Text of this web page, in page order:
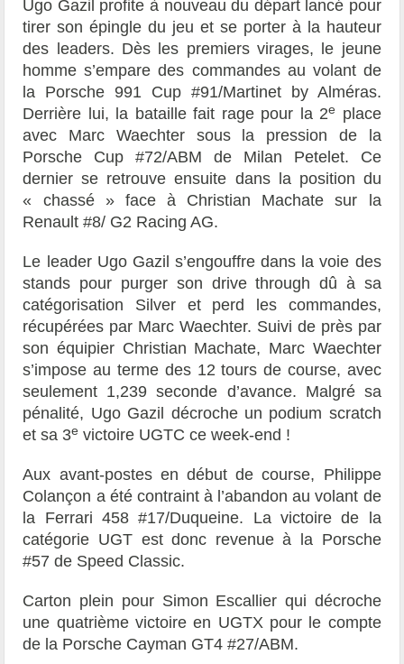
Ugo Gazil profite à nouveau du départ lancé pour
tirer son épingle du jeu et se porter à la hauteur
des leaders. Dès les premiers virages, le jeune
homme s’empare des commandes au volant de
la Porsche 991 Cup #91/Martinet by Alméras.
Derrière lui, la bataille fait rage pour la 2e place
avec Marc Waechter sous la pression de la
Porsche Cup #72/ABM de Milan Petelet. Ce
dernier se retrouve ensuite dans la position du
« chassé » face à Christian Machate sur la
Renault #8/ G2 Racing AG.
Le leader Ugo Gazil s’engouffre dans la voie des
stands pour purger son drive through dû à sa
catégorisation Silver et perd les commandes,
récupérées par Marc Waechter. Suivi de près par
son équipier Christian Machate, Marc Waechter
s’impose au terme des 12 tours de course, avec
seulement 1,239 seconde d’avance. Malgré sa
pénalité, Ugo Gazil décroche un podium scratch
et sa 3e victoire UGTC ce week-end !
Aux avant-postes en début de course, Philippe
Colançon a été contraint à l’abandon au volant de
la Ferrari 458 #17/Duqueine. La victoire de la
catégorie UGT est donc revenue à la Porsche
#57 de Speed Classic.
Carton plein pour Simon Escallier qui décroche
une quatrième victoire en UGTX pour le compte
de la Porsche Cayman GT4 #27/ABM.